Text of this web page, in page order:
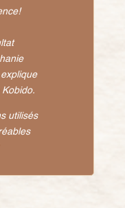
utilisés